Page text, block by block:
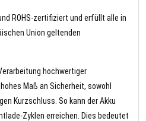
ROHS-zertifiziert und erfüllt alle in
Union geltenden
hochwertiger
Maß an Sicherheit, sowohl
Kurzschluss. So kann der Akku
Zyklen erreichen. Dies bedeutet